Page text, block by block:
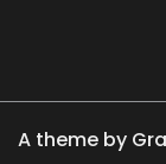
A theme by